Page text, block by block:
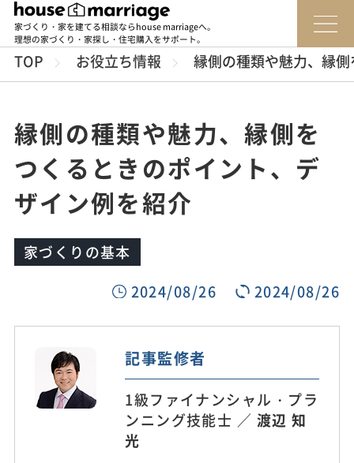
家づくり・家を建てる相談ならhouse marriageへ。
理想の家づくり・家探し・住宅購入をサポート。
TOP お役立ち情報 縁側の種類や魅力、縁
縁側の種類や魅力、縁側を
つくるときのポイント、デ
ザイン例を紹介
家づくりの基本
2024/08/26
2024/08/26
記事監修者
1級ファイナンシャル・プラ
ンニング技能士 ／ 渡辺 知
光